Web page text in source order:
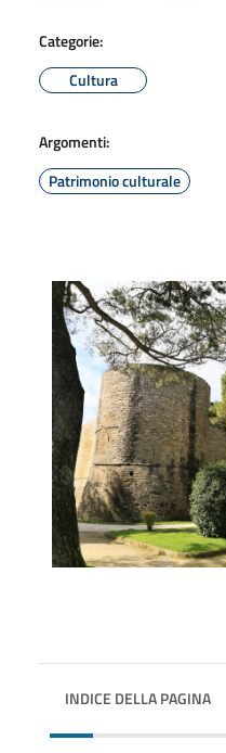
Categorie:
Cultura
Argomenti:
Patrimonio culturale
INDICE DELLA PAGINA